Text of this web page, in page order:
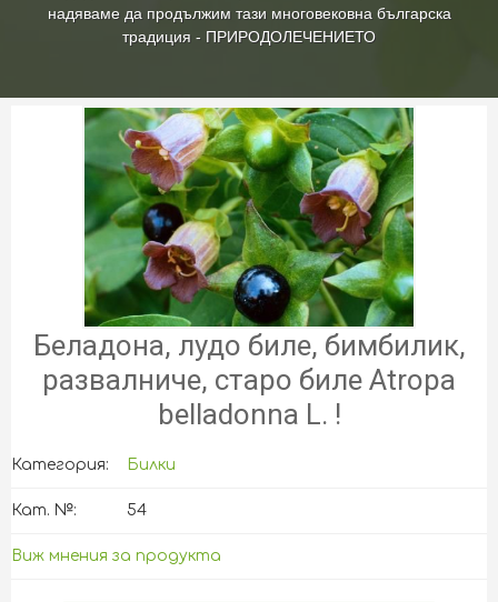
надяваме да продължим тази многовековна българска
традиция - ПРИРОДОЛЕЧЕНИЕТО
Беладона, лудо биле, бимбилик,
развалниче, старо биле Atropa
belladonna L. !
Категория: Билки
Кат. №: 54
Виж мнения за продукта